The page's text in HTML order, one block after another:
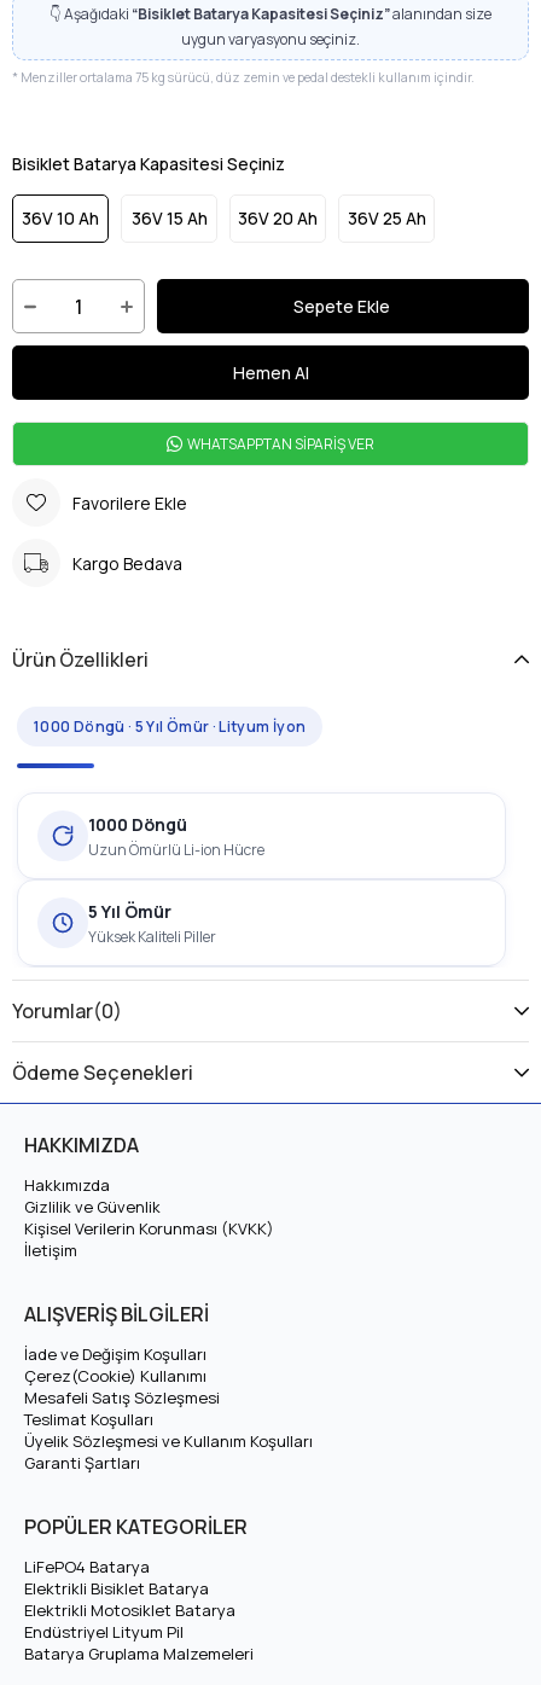
👇 Aşağıdaki “Bisiklet Batarya Kapasitesi Seçiniz”alanından size
uygun varyasyonu seçiniz.
* Menziller ortalama 75 kg sürücü, düz zemin ve pedal destekli kullanım içindir.
Bisiklet Batarya Kapasitesi Seçiniz
36V 10 Ah 36V 15 Ah 36V 20 Ah 36V 25 Ah
WHATSAPPTAN SİPARİŞ VER
Favorilere Ekle
Kargo Bedava
Ürün Özellikleri
1000 Döngü · 5 Yıl Ömür · Lityum İyon
1000 Döngü
Uzun Ömürlü Li-ion Hücre
5 Yıl Ömür
Yüksek Kaliteli Piller
1 Yıl Garanti
Üretici Garantili
lityum iyon (Li-ion) batarya
Batarya için teknik özellikleri, avantajları ve uyumluluk bilgilerini
aşağıda bulabilirsiniz.
Özellikleri
Nominal Voltaj
Tam Şarj Voltajı 42V
Hücre Dizilimi
Hücre Tipi
Yorumlar(0)
Ödeme Seçenekleri
HAKKIMIZDA
Hakkımızda
Gizlilik ve Güvenlik
Kişisel Verilerin Korunması (KVKK)
İletişim
ALIŞVERİŞ BİLGİLERİ
İade ve Değişim Koşulları
Çerez(Cookie) Kullanımı
Mesafeli Satış Sözleşmesi
Teslimat Koşulları
Üyelik Sözleşmesi ve Kullanım Koşulları
Garanti Şartları
POPÜLER KATEGORİLER
LiFePO4 Batarya
Elektrikli Bisiklet Batarya
Elektrikli Motosiklet Batarya
Endüstriyel Lityum Pil
Batarya Gruplama Malzemeleri